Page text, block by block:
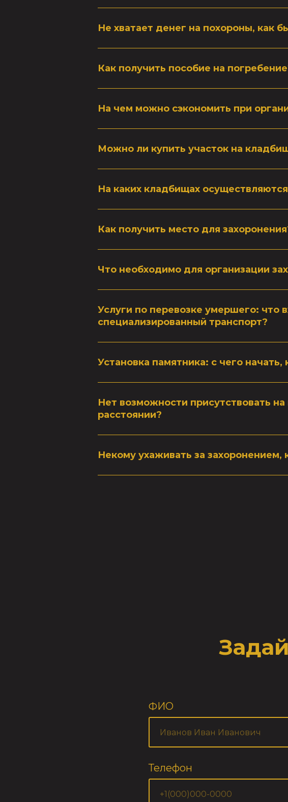
Не хватает денег на похороны, как
Как получить пособие на
На чем можно сэкономить при
Можно ли купить участок на
На каких кладбищах
Как получить место для
Что необходимо для организации
Услуги по перевозке умершего: что
специализированный транспорт?
Установка памятника: с чего
Нет возможности присутствовать
расстоянии?
Некому ухаживать за
ФИО
Телефон